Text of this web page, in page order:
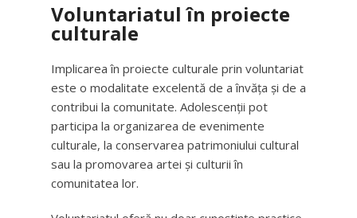
Voluntariatul în proiecte
culturale
Implicarea în proiecte culturale prin voluntariat
este o modalitate excelentă de a învăța și de a
contribui la comunitate. Adolescenții pot
participa la organizarea de evenimente
culturale, la conservarea patrimoniului cultural
sau la promovarea artei și culturii în
comunitatea lor.